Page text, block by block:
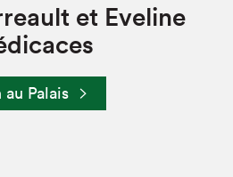
et Eveline
Palais